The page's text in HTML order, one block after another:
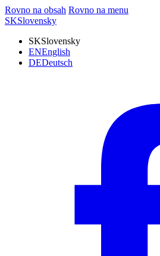
Rovno na obsah Rovno na menu
SKSlovensky
SKSlovensky
ENEnglish
DEDeutsch